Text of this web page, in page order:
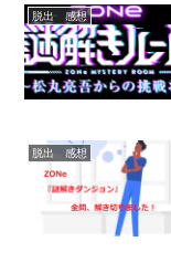
脱出 感想
脱出 感想